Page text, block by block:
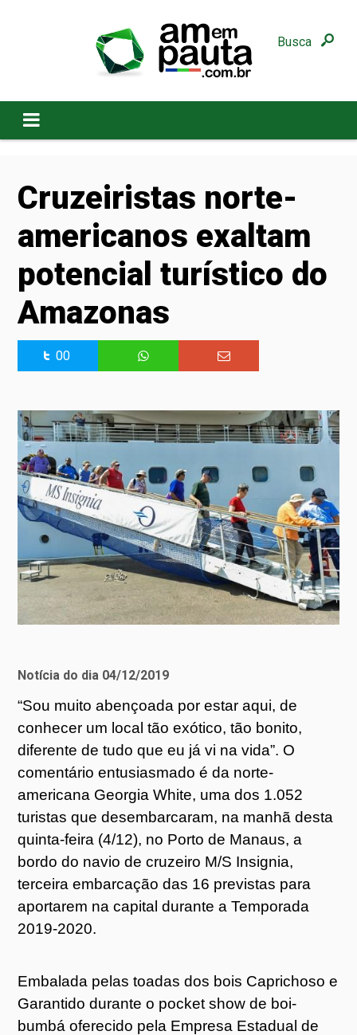
Busca
Cruzeiristas norte-
americanos exaltam
potencial turístico do
Amazonas
00
Notícia do dia 04/12/2019
“Sou muito abençoada por estar aqui, de
conhecer um local tão exótico, tão bonito,
diferente de tudo que eu já vi na vida”. O
comentário entusiasmado é da norte-
americana Georgia White, uma dos 1.052
turistas que desembarcaram, na manhã desta
quinta-feira (4/12), no Porto de Manaus, a
bordo do navio de cruzeiro M/S Insignia,
terceira embarcação das 16 previstas para
aportarem na capital durante a Temporada
2019-2020.
Embalada pelas toadas dos bois Caprichoso e
Garantido durante o pocket show de boi-
bumbá oferecido pela Empresa Estadual de